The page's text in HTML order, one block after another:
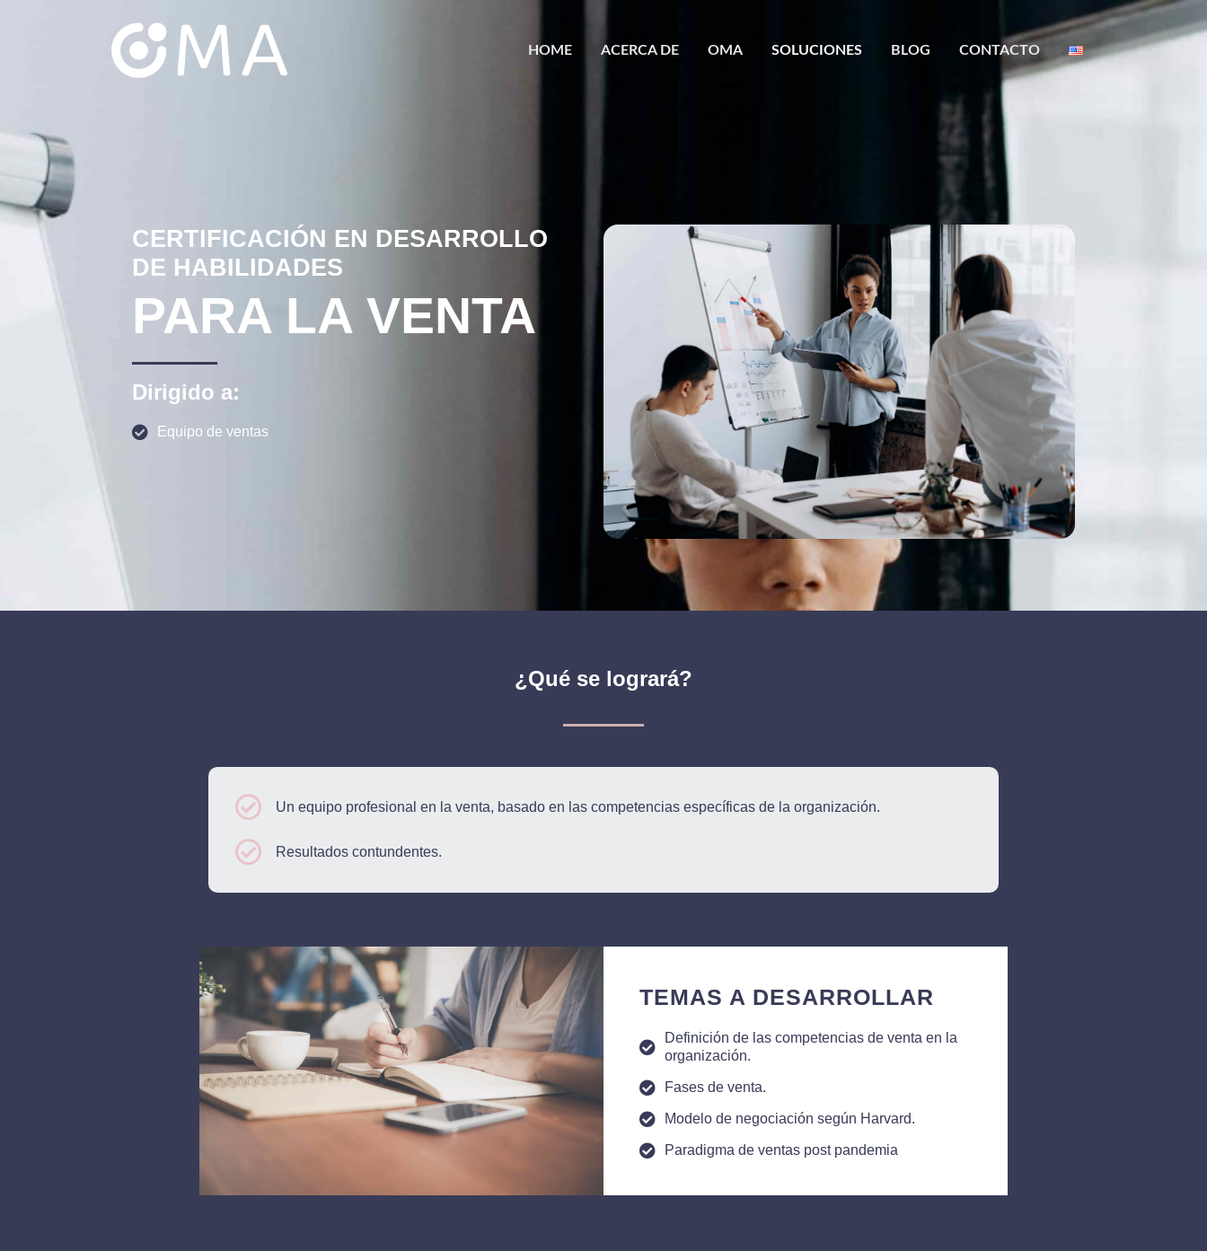
HOME ACERCA DE OMA SOLUCIONES BLOG CONTACTO
CERTIFICACIÓN EN DESARROLLO
DE HABILIDADES
PARA LA VENTA
Dirigido a:
Equipo de ventas
¿Qué se logrará?
Un equipo profesional en la venta, basado en las competencias específicas de la organización.
Resultados contundentes.
TEMAS A DESARROLLAR​
Definición de las competencias de venta en la
organización.
Fases de venta.
Modelo de negociación según Harvard.
Paradigma de ventas post pandemia